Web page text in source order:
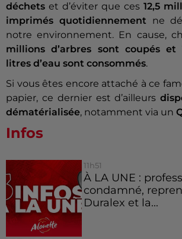
déchets et d’éviter que ces 12,5
imprimés quotidiennementne
notre environnement. En cause,
millions d’arbres sont coupés
litres d’eau sont consommés.
Si vous êtes encore attaché à ce
papier, ce dernier est d’ailleurs
dématérialisée, notamment via un
Infos
11h51
À LA UNE :
condamné,
Duralex et la...